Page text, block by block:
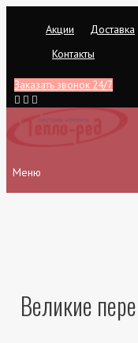
содержимому
Акции Доставка
Контакты
Заказать звонок 24/7
Меню
Великие